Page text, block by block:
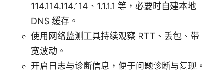
114.114.114.114、1.1.1.1 等，必要时自建本地
DNS 缓存。
使用网络监测工具持续观察 RTT、丢包、带
宽波动。
开启日志与诊断信息，便于问题诊断与复现。